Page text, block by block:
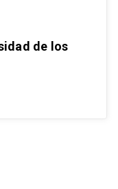
de los